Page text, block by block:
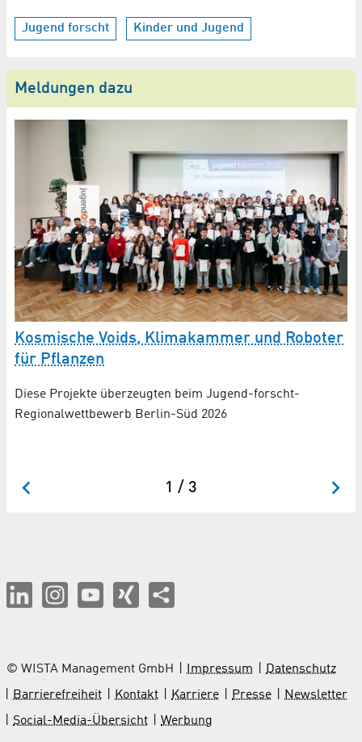
Jugend forscht Kinder und Jugend
Meldungen dazu
Kosmische Voids, Klimakammer und Roboter
für Pflanzen
Diese Projekte überzeugten beim Jugend-forscht-
Regionalwettbewerb Berlin-Süd 2026
1 / 3
© WISTA Management GmbH Impressum
Datenschutz
Barrierefreiheit
Kontakt Karriere Presse
Newsletter
Social-Media-Übersicht
Werbung